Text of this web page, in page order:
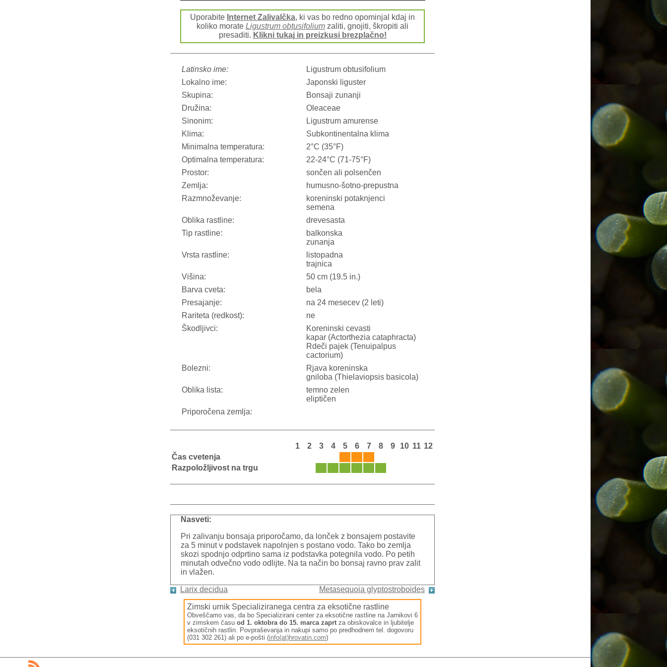
Uporabite Internet Zalivalčka, ki vas bo redno opominjal kdaj in
koliko morate Ligustrum obtusifolium zaliti, gnojiti, škropiti ali
presaditi. Klikni tukaj in preizkusi brezplačno!
Latinsko ime:
Ligustrum obtusifolium
Lokalno ime:
Japonski liguster
Skupina:
Bonsaji zunanji
Družina:
Oleaceae
Sinonim:
Ligustrum amurense
Klima:
Subkontinentalna klima
Minimalna temperatura:
2°C (35°F)
Optimalna temperatura:
22-24°C (71-75°F)
Prostor:
sončen ali polsenčen
Zemlja:
humusno-šotno-prepustna
Razmnoževanje:
koreninski potaknjenci
semena
Oblika rastline:
drevesasta
Tip rastline:
balkonska
zunanja
Vrsta rastline:
listopadna
trajnica
Višina:
50 cm (19.5 in.)
Barva cveta:
bela
Presajanje:
na 24 mesecev (2 leti)
Rariteta (redkost):
ne
Škodljivci:
Koreninski cevasti
kapar (Actorthezia cataphracta)
Rdeči pajek (Tenuipalpus
cactorium)
Bolezni:
Rjava koreninska
gniloba (Thielaviopsis basicola)
Oblika lista:
temno zelen
eliptičen
Priporočena zemlja:
1 2 3 4 5 6 7 8 9 10 11 12
Čas cvetenja
Razpoložljivost na trgu
Nasveti:
Pri zalivanju bonsaja priporočamo, da lonček z bonsajem postavite
za 5 minut v podstavek napolnjen s postano vodo. Tako bo zemlja
skozi spodnjo odprtino sama iz podstavka potegnila vodo. Po petih
minutah odvečno vodo odlijte. Na ta način bo bonsaj ravno prav zalit
in vlažen.
Larix decidua Metasequoia glyptostroboides
Zimski urnik Specializiranega centra za eksotične rastline
Obveščamo vas, da bo Specializirani center za eksotične rastline na Jarnikovi 6
v zimskem času od 1. oktobra do 15. marca zaprt za obiskovalce in ljubitelje
eksotičnih rastlin. Povpraševanja in nakupi samo po predhodnem tel. dogovoru
(031 302 261) ali po e-pošti (info(at)hrovatin.com)